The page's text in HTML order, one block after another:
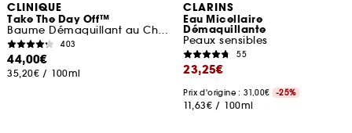
CLINIQUE
Take The Day Off™
Baume Démaquillant au Charbon
403
44,00€
35,20€ / 100ml
CLARINS
Eau Micellaire
Démaquillante
Peaux sensibles
55
23,25€
Prix d'origine : 31,00€ -25%
11,63€ / 100ml